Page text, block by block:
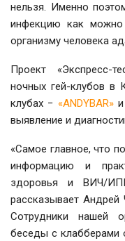
нельзя. Именно
инфекцию как
организму человека
Проект «Экспресс-
ночных гей-клубов в
клубах − «ANDYBAR» и
выявление и
«Самое главное, что
информацию и
здоровья и ВИЧ/
рассказывает Андрей
Сотрудники нашей
беседы с клабберами